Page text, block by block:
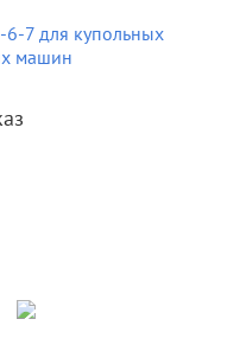
7 для купольных
машин